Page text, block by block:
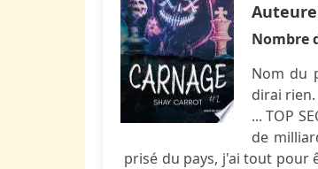
Nombre
Nom du
dirai
... TOP
de
prisé du pays, j'ai tout pour